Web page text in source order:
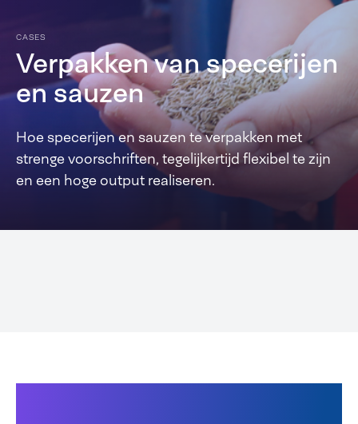
CASES
Verpakken van specerijen
en sauzen
Hoe specerijen en sauzen te verpakken met
strenge voorschriften, tegelijkertijd flexibel te zijn
en een hoge output realiseren.